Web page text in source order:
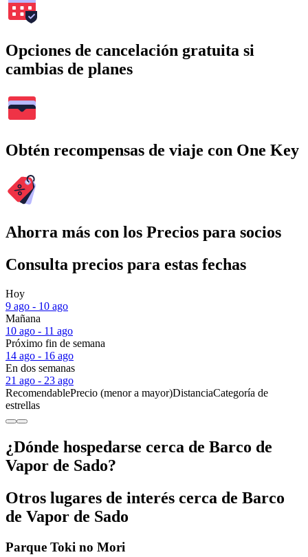
Opciones de cancelación gratuita si
cambias de planes
Obtén recompensas de viaje con One Key
Ahorra más con los Precios para socios
Consulta precios para estas fechas
Hoy
9 ago - 10 ago
Mañana
10 ago - 11 ago
Próximo fin de semana
14 ago - 16 ago
En dos semanas
21 ago - 23 ago
RecomendablePrecio (menor a mayor)DistanciaCategoría de
estrellas
¿Dónde hospedarse cerca de Barco de
Vapor de Sado?
Otros lugares de interés cerca de Barco
de Vapor de Sado
Parque Toki no Mori